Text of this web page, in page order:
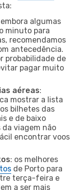
embora algumas
minuto para
recomendamos
antecedência.
probabilidade de
pagar muito
aéreas:
mostrar a lista
bilhetes das
e de baixo
da viagem não
encontrar voos
: os melhores
de Porto para
terça-feira e
a ser mais